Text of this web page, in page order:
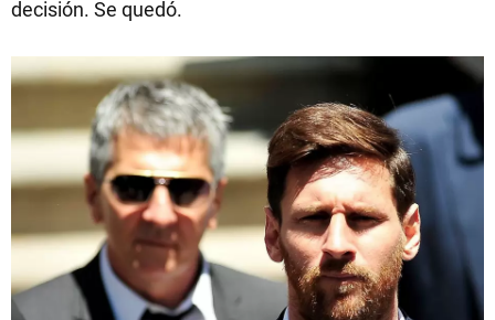
decisión. Se quedó.